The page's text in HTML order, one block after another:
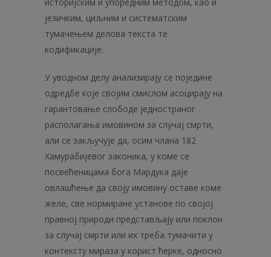
језичким, циљним и систематским
тумачењем делова текста те
кодификације.
У уводном делу анализирају се поједине
одредбе које својим смислом асоцирају на
гарантовање слободе једностраног
располагања имовином за случај смрти,
али се закључује да, осим члана 182
Хамурабијевог законика, у коме се
посвећеницама бога Мардука даје
овлашћење да своју имовину оставе коме
желе, све нормиране установе по својој
правној природи представљају или поклон
за случај смрти или их треба тумачити у
контексту мираза у корист ћерке, односно